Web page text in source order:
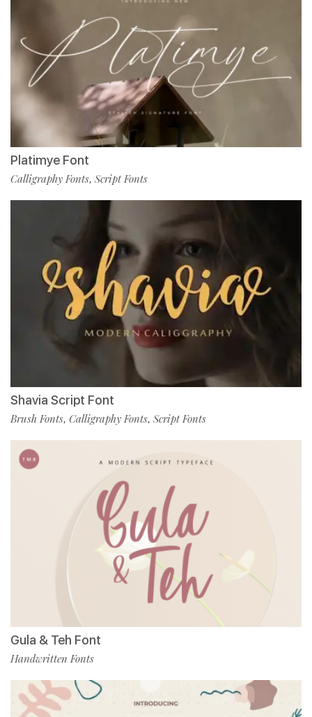
Platimye Font
Calligraphy Fonts, Script Fonts
Shavia Script Font
Brush Fonts, Calligraphy Fonts, Script Fonts
Gula & Teh Font
Handwritten Fonts